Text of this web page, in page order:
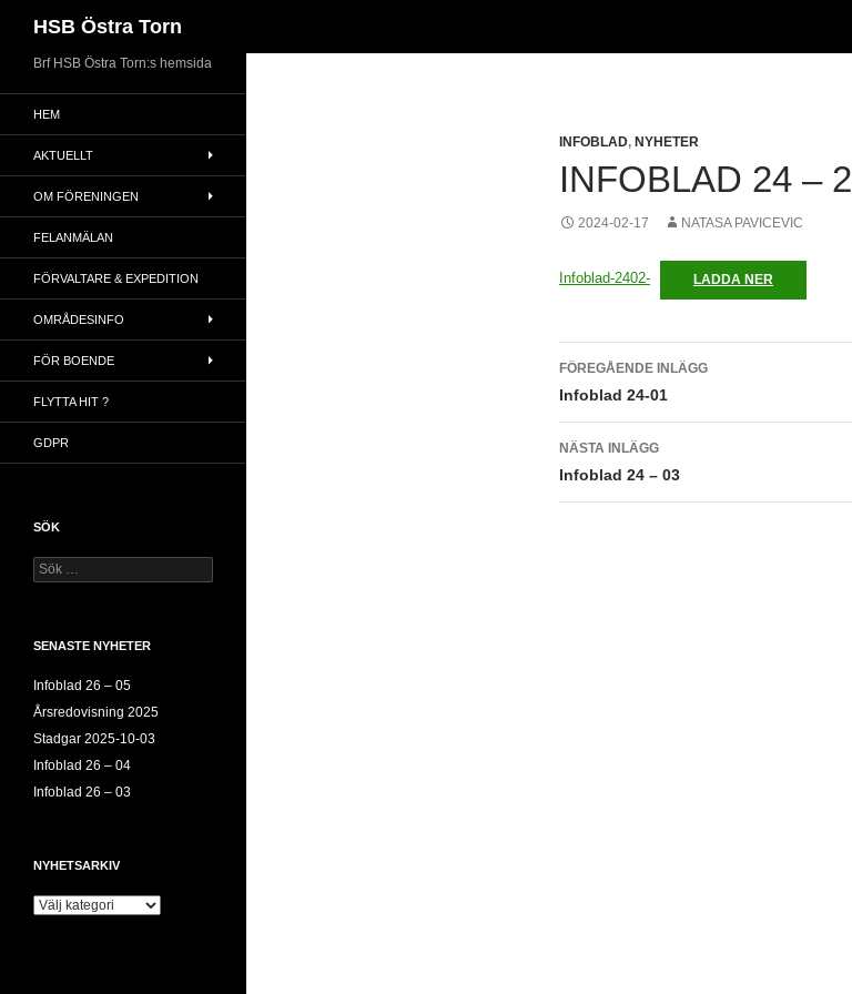
HSB Östra Torn
INFOBLAD, NYHETER
INFOBLAD 24 – 2
2024-02-17 NATASA PAVICEVIC
Infoblad-2402- LADDA NER
Inläggsnavigering
FÖREGÅENDE INLÄGG
Infoblad 24-01
NÄSTA INLÄGG
Infoblad 24 – 03
Brf HSB Östra Torn:s hemsida
HEM
AKTUELLT
OM FÖRENINGEN
FELANMÄLAN
FÖRVALTARE & EXPEDITION
OMRÅDESINFO
FÖR BOENDE
FLYTTA HIT ?
GDPR
SÖK
Sök
efter:
SENASTE NYHETER
Infoblad 26 – 05
Årsredovisning 2025
Stadgar 2025-10-03
Infoblad 26 – 04
Infoblad 26 – 03
NYHETSARKIV
Nyhetsarkiv